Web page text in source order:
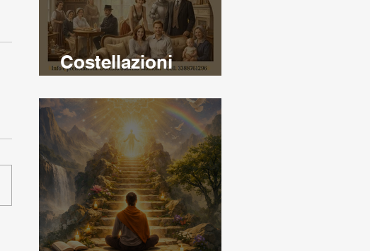
Costellazioni